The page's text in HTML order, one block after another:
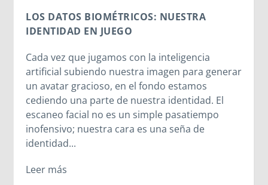
MORNESE EN EL CORAZÓN
Mazzarello y las Hijas de María Auxiliadora.
Entre la cercanía de Madre Chiara, el
testimonio vivo de las salesianas y la alegría
compartida en el oratorio, los jóvenes
descubrieron que el legado de Madre
Mazzarello sigue latiendo en cada corazón que
se abre a Dios. A veces, los caminos cambian,
pero los encuentros más importantes suceden
igualmente.